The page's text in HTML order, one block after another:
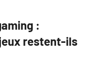
:
restent-ils